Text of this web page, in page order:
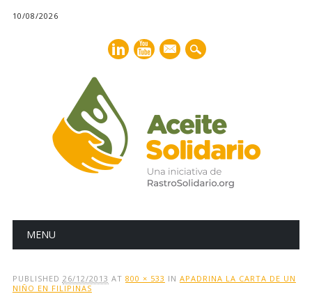
10/08/2026
mail
Main menu
MENU
PUBLISHED 26/12/2013 AT 800 × 533 IN APADRINA LA CARTA DE UN
NIÑO EN FILIPINAS